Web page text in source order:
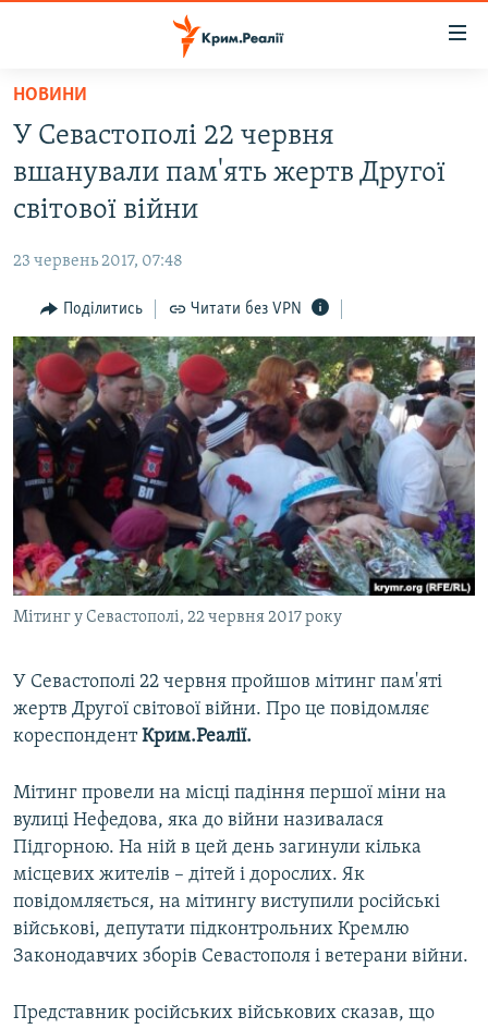
Перейти
основного
матеріалу
Перейти
до
основної
навігації
Перейти
до
пошуку
ВІДЕО ТА ФОТО
БЛОГИ
ПОГЛЯД
ІНТЕРВ'Ю
ВСЕ ЗА ДЕНЬ
СПЕЦПРОЕКТИ
ДЕПОРТАЦІЯ
ВІДЕОУРОКИ «ELIFBE»
СВІДЧЕННЯ ОКУПАЦІЇ
УКРАЇНСЬКА ПРОБЛЕМА КРИМУ
ІНФОГРАФІКА
ЯК ОБІЙТИ БЛОКУВАННЯ
Русский
Qırımtatar
ДОЛУЧАЙСЯ!
Усі сайти RFE/RL
НОВИНИ
У Севастополі 22 червня
вшанували пам'ять жертв Другої
світової війни
23 червень 2017, 07:48
Поділитись Читати без VPN
Мітинг у Севастополі, 22 червня 2017 року
У Севастополі 22 червня пройшов мітинг пам'яті
жертв Другої світової війни. Про це повідомляє
кореспондентКрим.Реалії.
Мітинг провели на місці падіння першої міни на
вулиці Нефедова, яка до війни називалася
Підгорною. На ній в цей день загинули кілька
місцевих жителів – дітей і дорослих. Як
повідомляється, на мітингу виступили російські
військові, депутати підконтрольних Кремлю
Законодавчих зборів Севастополя і ветерани війни.
Представник російських військових сказав, що